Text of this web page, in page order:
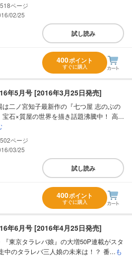
518
02/25
試し読み
400ポイント
すぐに購入
年5月号 [2016年3月25日発売]
は二ノ宮知子最新作の『七つ屋 志のぶの
宝石×質屋の世界を描き話題沸騰中！ 高...
502
03/25
試し読み
400ポイント
すぐに購入
年6月号 [2016年4月25日発売]
『東京タラレバ娘』の大増50P連載がスタ
中のタラレバ三人娘の未来は！？ 番...も